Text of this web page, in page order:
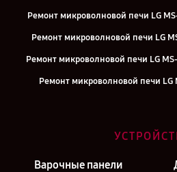
Ремонт микроволновой печи LG
Ремонт микроволновой печи LG
Ремонт микроволновой печи LG
Ремонт микроволновой печи LG
Варочные панели